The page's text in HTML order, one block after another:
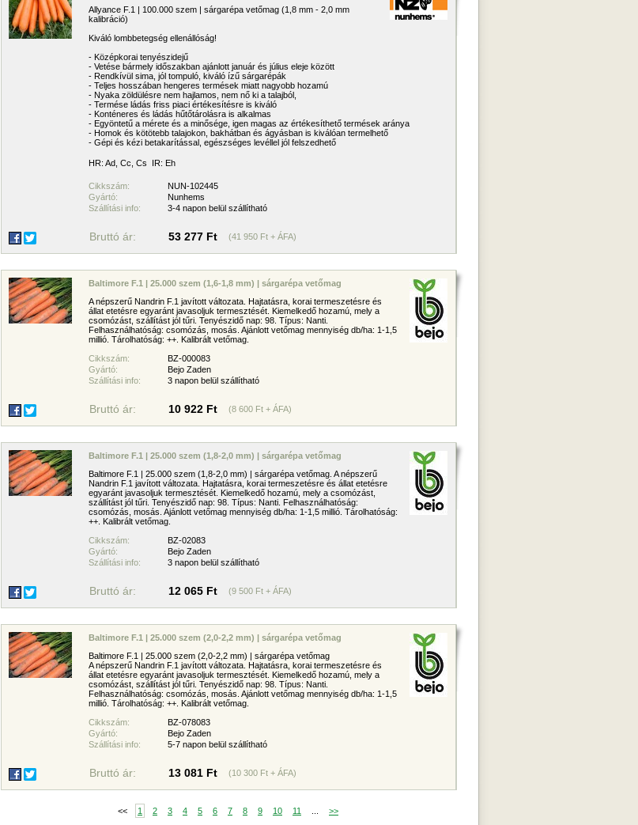
Allyance F.1 | 100.000 szem | sárgarépa vetőmag (1,8 mm - 2,0 mm
kalibráció)
Kiváló lombbetegség ellenállóság!
- Középkorai tenyészidejű
- Vetése bármely időszakban ajánlott január és július eleje között
- Rendkívül sima, jól tompuló, kiváló ízű sárgarépák
- Teljes hosszában hengeres termések miatt nagyobb hozamú
- Nyaka zöldülésre nem hajlamos, nem nő ki a talajból,
- Termése ládás friss piaci értékesítésre is kiváló
- Konténeres és ládás hűtőtárolásra is alkalmas
- Egyöntetű a mérete és a minősége, igen magas az értékesíthető termések aránya
- Homok és kötötebb talajokon, bakhátban és ágyásban is kiválóan termelhető
- Gépi és kézi betakarítással, egészséges levéllel jól felszedhető
HR: Ad, Cc, Cs  IR: Eh
Cikkszám:
NUN-102445
Gyártó:
Nunhems
Szállítási info:
3-4 napon belül szállítható
Bruttó ár: 53 277 Ft (41 950 Ft + ÁFA)
Baltimore F.1 | 25.000 szem (1,6-1,8 mm) | sárgarépa vetőmag
A népszerű Nandrin F.1 javított változata. Hajtatásra, korai termeszetésre és
állat etetésre egyaránt javasoljuk termesztését. Kiemelkedő hozamú, mely a
csomózást, szállítást jól tűri. Tenyészidő nap: 98. Típus: Nanti.
Felhasználhatóság: csomózás, mosás. Ajánlott vetőmag mennyiség db/ha: 1-1,5
millió. Tárolhatóság: ++. Kalibrált vetőmag.
Cikkszám:
BZ-000083
Gyártó:
Bejo Zaden
Szállítási info:
3 napon belül szállítható
Bruttó ár: 10 922 Ft (8 600 Ft + ÁFA)
Baltimore F.1 | 25.000 szem (1,8-2,0 mm) | sárgarépa vetőmag
Baltimore F.1 | 25.000 szem (1,8-2,0 mm) | sárgarépa vetőmag. A népszerű
Nandrin F.1 javított változata. Hajtatásra, korai termeszetésre és állat etetésre
egyaránt javasoljuk termesztését. Kiemelkedő hozamú, mely a csomózást,
szállítást jól tűri. Tenyészidő nap: 98. Típus: Nanti. Felhasználhatóság:
csomózás, mosás. Ajánlott vetőmag mennyiség db/ha: 1-1,5 millió. Tárolhatóság:
++. Kalibrált vetőmag.
Cikkszám:
BZ-02083
Gyártó:
Bejo Zaden
Szállítási info:
3 napon belül szállítható
Bruttó ár: 12 065 Ft (9 500 Ft + ÁFA)
Baltimore F.1 | 25.000 szem (2,0-2,2 mm) | sárgarépa vetőmag
Baltimore F.1 | 25.000 szem (2,0-2,2 mm) | sárgarépa vetőmag
A népszerű Nandrin F.1 javított változata. Hajtatásra, korai termeszetésre és
állat etetésre egyaránt javasoljuk termesztését. Kiemelkedő hozamú, mely a
csomózást, szállítást jól tűri. Tenyészidő nap: 98. Típus: Nanti.
Felhasználhatóság: csomózás, mosás. Ajánlott vetőmag mennyiség db/ha: 1-1,5
millió. Tárolhatóság: ++. Kalibrált vetőmag.
Cikkszám:
BZ-078083
Gyártó:
Bejo Zaden
Szállítási info:
5-7 napon belül szállítható
Bruttó ár: 13 081 Ft (10 300 Ft + ÁFA)
<< 1 2 3 4 5 6 7 8 9 10 11
>>